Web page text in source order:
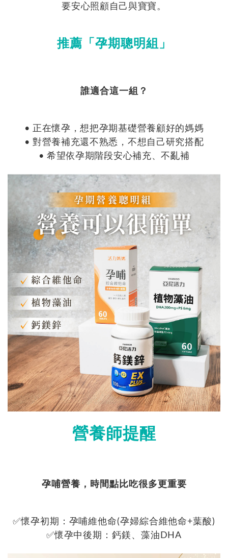
要安心照顧自己與寶寶。
推薦「孕期聰明組」
誰適合這一組？
• 正在懷孕，想把孕期基礎營養顧好的媽媽
• 對營養補充還不熟悉，不想自己研究搭配
• 希望依孕期階段安心補充、不亂補
營養師提醒
孕哺營養，時間點比吃很多更重要
✅懷孕初期：孕哺維他命(孕婦綜合維他命+葉酸)
✅懷孕中後期：鈣鎂、藻油DHA